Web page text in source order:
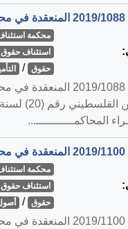
محكمة
استئناف حقوق
حقوق /
المحاكمـــــــــــ...
محكمة
استئناف حقوق
حقوق /